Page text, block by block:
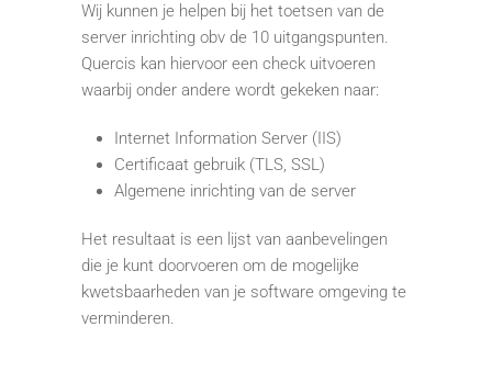
Wij kunnen je helpen bij het toetsen van de
server inrichting obv de 10 uitgangspunten.
Quercis kan hiervoor een check uitvoeren
waarbij onder andere wordt gekeken naar:
Internet Information Server (IIS)
Certificaat gebruik (TLS, SSL)
Algemene inrichting van de server
Het resultaat is een lijst van aanbevelingen
die je kunt doorvoeren om de mogelijke
kwetsbaarheden van je software omgeving te
verminderen.